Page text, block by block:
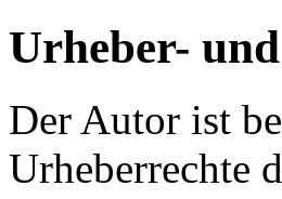
Urheber-
Der Autor ist
Urheberrechte